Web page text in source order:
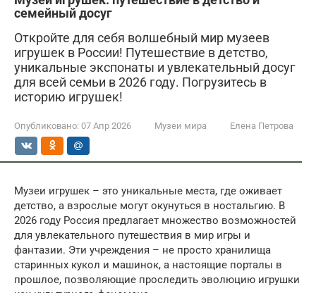
семейный досуг
Откройте для себя волшебный мир музеев
игрушек в России! Путешествие в детство,
уникальные экспонаты и увлекательный досуг
для всей семьи в 2026 году. Погрузитесь в
историю игрушек!
Опубликовано: 07 Апр 2026 Музеи мира Елена Петрова
Музеи игрушек – это уникальные места, где оживает
детство, а взрослые могут окунуться в ностальгию. В
2026 году Россия предлагает множество возможностей
для увлекательного путешествия в мир игры и
фантазии. Эти учреждения – не просто хранилища
старинных кукол и машинок, а настоящие порталы в
прошлое, позволяющие проследить эволюцию игрушки